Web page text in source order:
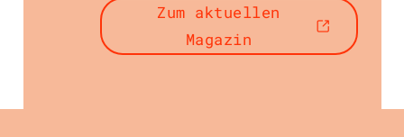
Zum aktuellen
Magazin